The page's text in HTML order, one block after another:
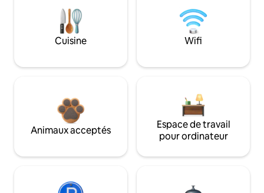
Cuisine Wifi
Animaux acceptés
Espace de travail
pour ordinateur